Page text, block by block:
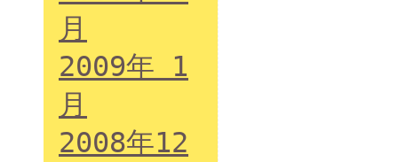
月
2009年 1
月
2008年12